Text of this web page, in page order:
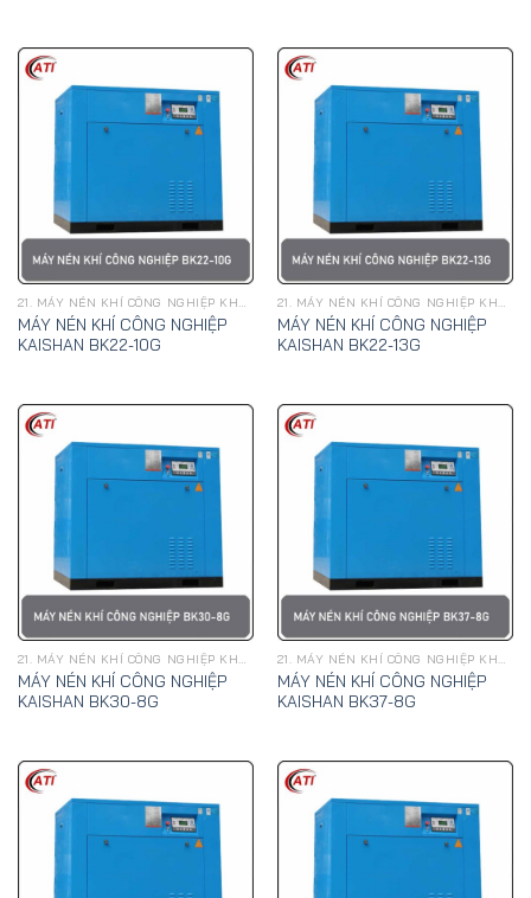
21. MÁY NÉN KHÍ CÔNG NGHIỆP KHAI SƠN
MÁY NÉN KHÍ CÔNG NGHIỆP
KAISHAN BK22-10G
21. MÁY NÉN KHÍ CÔNG NGHIỆP KHAI SƠN
MÁY NÉN KHÍ CÔNG NGHIỆP
KAISHAN BK22-13G
21. MÁY NÉN KHÍ CÔNG NGHIỆP KHAI SƠN
MÁY NÉN KHÍ CÔNG NGHIỆP
KAISHAN BK30-8G
21. MÁY NÉN KHÍ CÔNG NGHIỆP KHAI SƠN
MÁY NÉN KHÍ CÔNG NGHIỆP
KAISHAN BK37-8G